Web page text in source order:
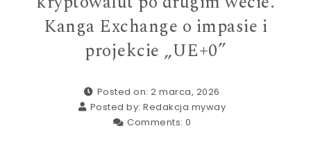
Kanga Exchange o impasie i
projekcie „UE+0”
Posted on: 2 marca, 2026
Posted by: Redakcja myway
Comments: 0